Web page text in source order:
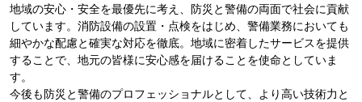
地域の安心・安全を最優先に考え、防災と警備の両面で社会に貢献
しています。消防設備の設置・点検をはじめ、警備業務においても
細やかな配慮と確実な対応を徹底。地域に密着したサービスを提供
することで、地元の皆様に安心感を届けることを使命としていま
す。
今後も防災と警備のプロフェッショナルとして、より高い技術力と